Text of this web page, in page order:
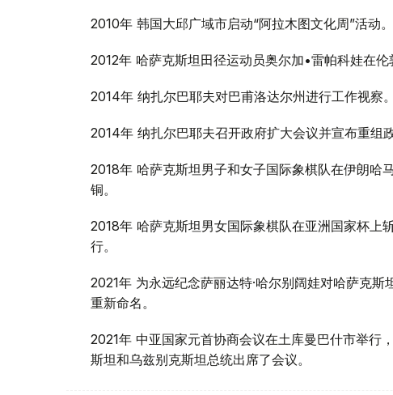
2010年 韩国大邱广域市启动“阿拉木图文化周”活动。
2012年 哈萨克斯坦田径运动员奥尔加•雷帕科娃在伦
2014年 纳扎尔巴耶夫对巴甫洛达尔州进行工作视察。
2014年 纳扎尔巴耶夫召开政府扩大会议并宣布重组政
2018年 哈萨克斯坦男子和女子国际象棋队在伊朗哈
铜。
2018年 哈萨克斯坦男女国际象棋队在亚洲国家杯上
行。
2021年 为永远纪念萨丽达特·哈尔别阔娃对哈萨克
重新命名。
2021年 中亚国家元首协商会议在土库曼巴什市举行
斯坦和乌兹别克斯坦总统出席了会议。